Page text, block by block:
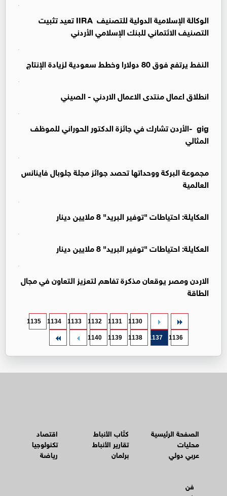
الوكالة الإسلامية الدولية للتصنيف IIRA تعيد تثبيت
التصنيف الائتماني للبنك الإسلامي الأردني
النفط يرتفع فوق 80 دولارا وخطط سعودية لزيادة الإنتاج
انطلاق اعمال منتدى الاعمال الاردني - الصيني
gig -الأردن تشارك في جائزة الدكتور الحوراني للموظف
المثالي
مجموعة البركة ووحداتها تحصد جوائز مجلة جلوبال فاينانس
العالمية
العكايلة: احتياطات "توفير البريد" 8 ملايين دينار
العكايلة: احتياطات "توفير البريد" 8 ملايين دينار
الاردن ومصر يوقعان مذكرة تفاهم لتعزيز التعاون في مجال
الطاقة
1130
1131
1132
1133
1134
1135
1136
1137
1138
1139
1140
الصفحة الرئيسية
محليات
عربي دولي
كتّاب الأنباط
تقارير الأنباط
برلمان
اقتصاد
تكنولوجيا
رياضة
فن